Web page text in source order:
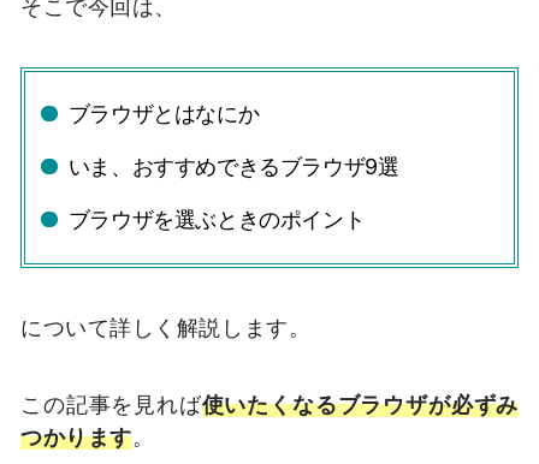
そこで今回は、
ブラウザとはなにか
いま、おすすめできるブラウザ9選
ブラウザを選ぶときのポイント
について詳しく解説します。
この記事を見れば使いたくなるブラウザが必ずみ
つかります。